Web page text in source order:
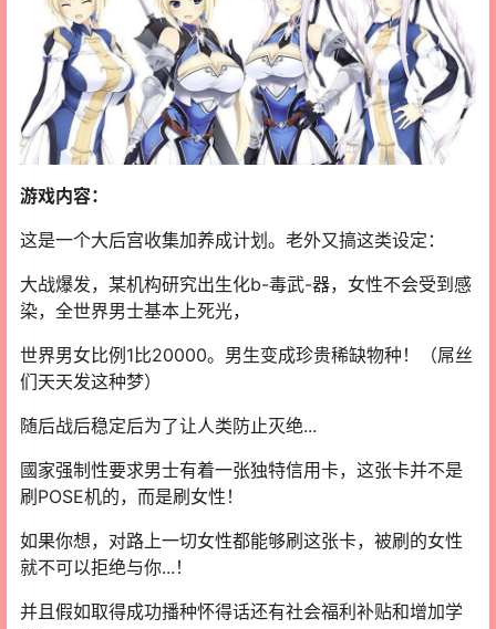
游戏内容：
这是一个大后宫收集加养成计划。老外又搞这类设定：
大战爆发，某机构研究出生化b-毒武-器，女性不会受到感
染，全世界男士基本上死光，
世界男女比例1比20000。男生变成珍贵稀缺物种！（屌丝
们天天发这种梦）
随后战后稳定后为了让人类防止灭绝...
國家强制性要求男士有着一张独特信用卡，这张卡并不是
刷POSE机的，而是刷女性！
如果你想，对路上一切女性都能够刷这张卡，被刷的女性
就不可以拒绝与你...！
并且假如取得成功播种怀得话还有社会福利补贴和增加学